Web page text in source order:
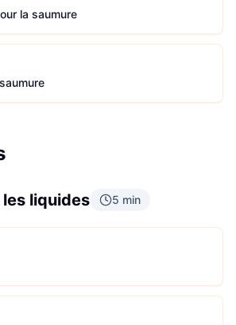
la saumure
liquides 5 min